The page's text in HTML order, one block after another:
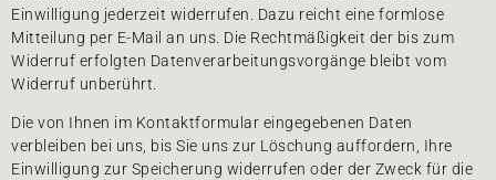
Einwilligung jederzeit widerrufen. Dazu reicht eine formlose
Mitteilung per E-Mail an uns. Die Rechtmäßigkeit der bis zum
Widerruf erfolgten Datenverarbeitungsvorgänge bleibt vom
Widerruf unberührt.
Die von Ihnen im Kontaktformular eingegebenen Daten
verbleiben bei uns, bis Sie uns zur Löschung auffordern, Ihre
Einwilligung zur Speicherung widerrufen oder der Zweck für die